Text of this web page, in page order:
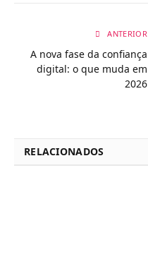
ANTERIOR
A nova fase da confiança
digital: o que muda em
2026
RELACIONADOS